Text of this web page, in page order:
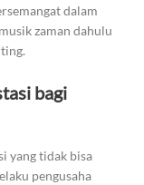
dalam
zaman dahulu
bagi
yang tidak bisa
pengusaha